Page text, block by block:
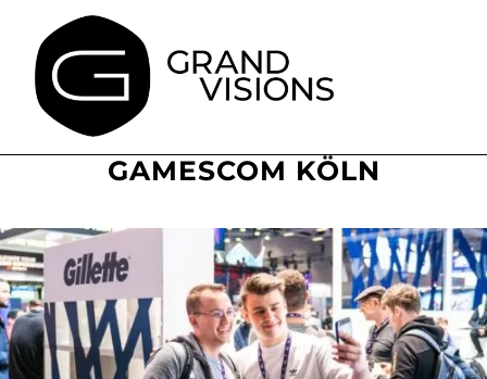
springen
MESSEFOTOGRAF
GAMESCOM KÖLN